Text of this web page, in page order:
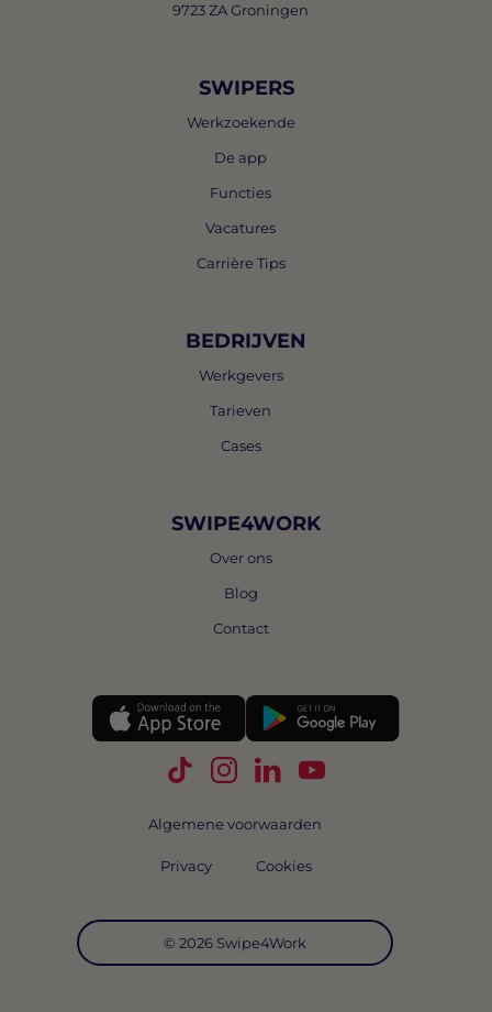
9723 ZA Groningen
SWIPERS
Werkzoekende
De app
Functies
Vacatures
Carrière Tips
BEDRIJVEN
Werkgevers
Tarieven
Cases
SWIPE4WORK
Over ons
Blog
Contact
Volg Swipe4Work op TikTok
Volg Swipe4Work op
Volg Swipe4Work op
Volg Swipe4Work
© 2026 Swipe4Work
Algemene voorwaarden
Privacy Cookies